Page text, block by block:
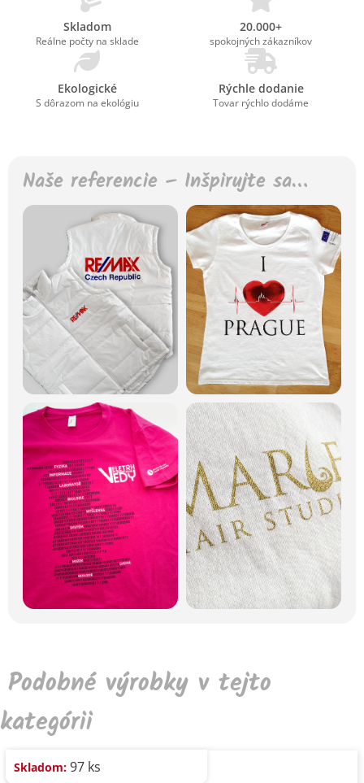
Skladom
Reálne počty na sklade
20.000+
spokojných zákazníkov
Ekologické
S dôrazom na ekológiu
Rýchle dodanie
Tovar rýchlo dodáme
Naše referencie – Inšpirujte sa…
Podobné výrobky v tejto
kategórii
Skladom: 97 ks